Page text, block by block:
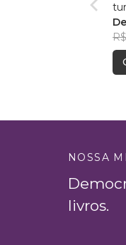
NOSSA
livros.